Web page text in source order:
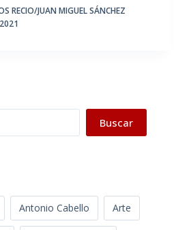
RECIO/JUAN MIGUEL SÁNCHEZ
Buscar
Antonio Cabello Arte